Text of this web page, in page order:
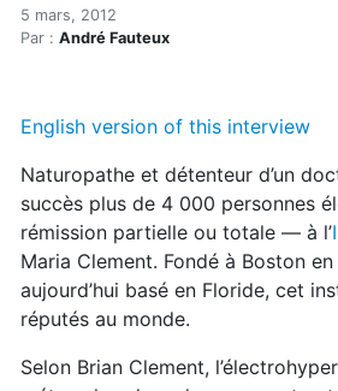
Accueil
Articles
Électrosensibilité : comment se
5 mars, 2012
Par : André Fauteux
English version of this interview
Naturopathe et détenteur d’un
succès plus de 4 000 personnes
rémission partielle ou totale — à l’
Maria Clement. Fondé à Boston
aujourd’hui basé en Floride, cet
réputés au monde.
Selon Brian Clement,